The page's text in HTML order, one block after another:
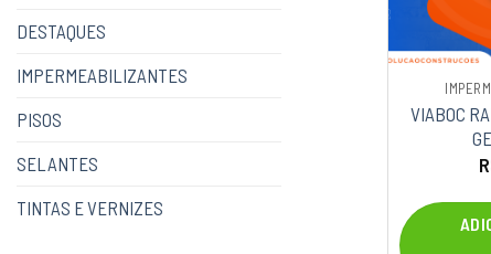
DESTAQUES
IMPERMEABILIZANTES
PISOS
SELANTES
TINTAS E VERNIZES
VIABOC